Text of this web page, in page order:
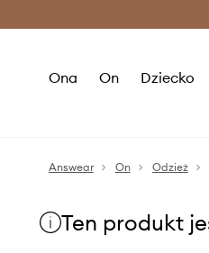
Ona On Dziecko
Answear On Odzież
Ten produkt